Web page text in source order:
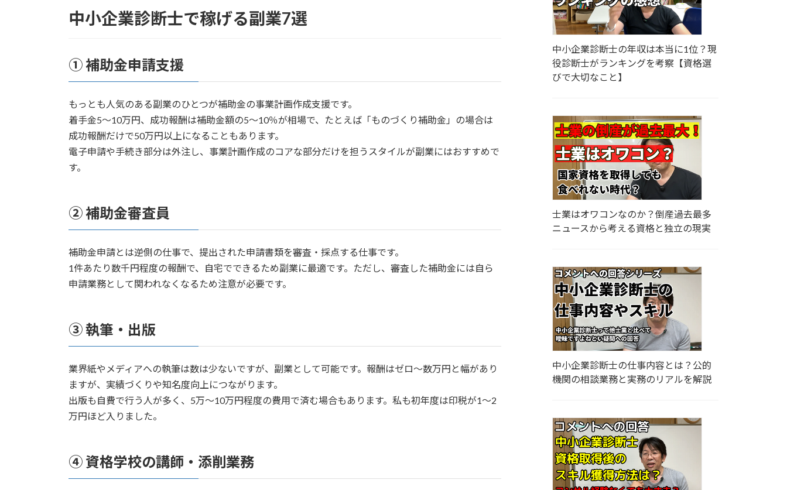
中小企業診断士で稼げる副業7選
① 補助金申請支援
もっとも人気のある副業のひとつが補助金の事業計画作成支援です。
着手金5〜10万円、成功報酬は補助金額の5〜10％が相場で、たとえば「ものづくり補助金」の場合は
成功報酬だけで50万円以上になることもあります。
電子申請や手続き部分は外注し、事業計画作成のコアな部分だけを担うスタイルが副業にはおすすめで
す。
② 補助金審査員
補助金申請とは逆側の仕事で、提出された申請書類を審査・採点する仕事です。
1件あたり数千円程度の報酬で、自宅でできるため副業に最適です。ただし、審査した補助金には自ら
申請業務として関われなくなるため注意が必要です。
③ 執筆・出版
業界紙やメディアへの執筆は数は少ないですが、副業として可能です。報酬はゼロ〜数万円と幅があり
ますが、実績づくりや知名度向上につながります。
出版も自費で行う人が多く、5万〜10万円程度の費用で済む場合もあります。私も初年度は印税が1〜2
万円ほど入りました。
④ 資格学校の講師・添削業務
中小企業診断士の年収は本当に1位？現
役診断士がランキングを考察【資格選
びで大切なこと】
士業はオワコンなのか？倒産過去最多
ニュースから考える資格と独立の現実
中小企業診断士の仕事内容とは？公的
機関の相談業務と実務のリアルを解説